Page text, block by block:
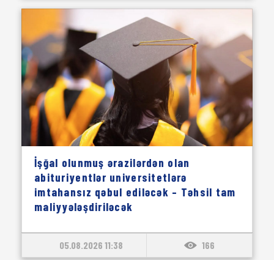
İşğal olunmuş ərazilərdən olan
abituriyentlər universitetlərə
imtahansız qəbul ediləcək – Təhsil tam
maliyyələşdiriləcək
05.08.2026 11:38 166